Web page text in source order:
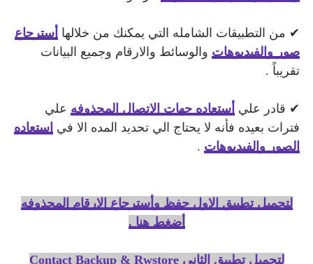
✔ من التطبيقات الشامله التي يمكنك من خلالها أسترجاع
صور والفيديوهات والوسائط والارقام وجميع البيانات
تقريباً .
✔ قادر علي أستعاده جهات الاتصال المحذوفه علي
فترات بعيده فأنه لا يحتاج الي تحديد المده الا في استعاده
الصور والفيديوهات .
لتحميل تطبيق الاول حفظ وأسترجاع الارقام المحذوفه
أضغط هنا .
لتحميل تطبيق الثاني Contact Backup & Rwstore